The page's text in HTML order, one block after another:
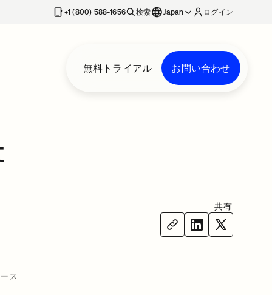
+1 (800) 588-1656 検索 Japan ログイン
無料トライアル お問い合わせ
共有
ス